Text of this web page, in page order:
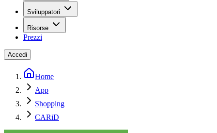
Sviluppatori
Risorse
Prezzi
Accedi
Home
App
Shopping
CARiD